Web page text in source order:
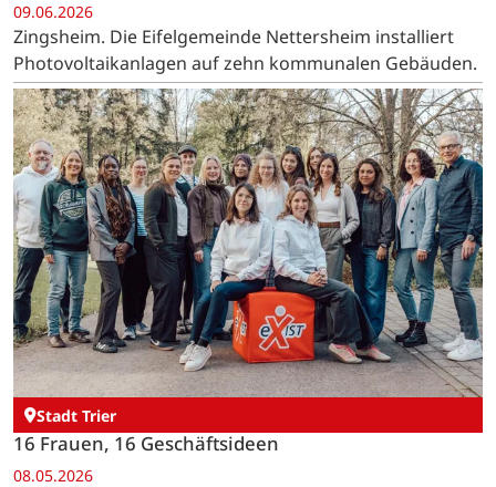
09.06.2026
Zingsheim. Die Eifelgemeinde Nettersheim installiert
Photovoltaikanlagen auf zehn kommunalen Gebäuden.
Stadt Trier
16 Frauen, 16 Geschäftsideen
08.05.2026